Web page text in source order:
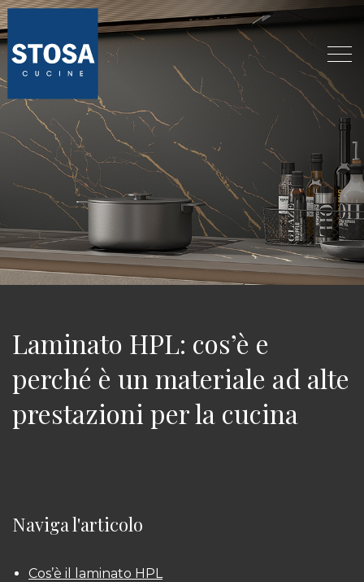
Laminato HPL: cos’è e
perché è un materiale ad alte
prestazioni per la cucina
Naviga l'articolo
Cos’è il laminato HPL